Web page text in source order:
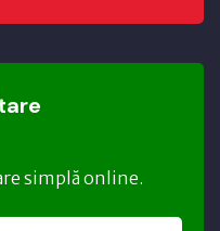
simplă online.